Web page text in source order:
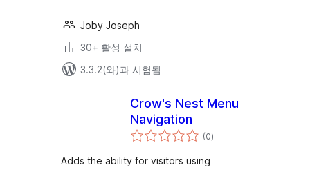
Joby Joseph
30+ 활성 설치
3.3.2(와)과 시험됨
Crow's Nest Menu
Navigation
(0전
체)
Adds the ability for visitors using